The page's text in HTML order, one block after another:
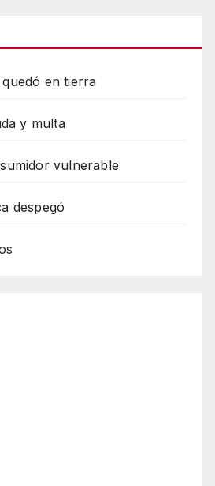
en tierra
y multa
vulnerable
despegó